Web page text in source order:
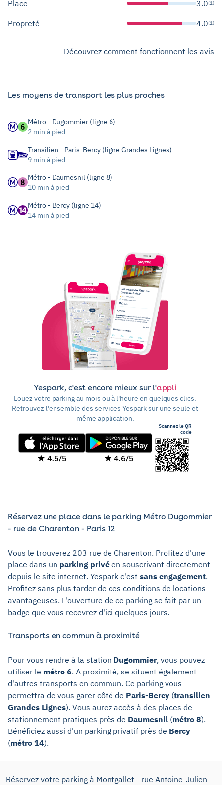
Place 3.0(1)
Propreté 4.0(1)
Découvrez comment fonctionnent les avis
Les moyens de transport les plus proches
Métro - Dugommier (ligne 6)
2 min à pied
Transilien - Paris-Bercy (ligne Grandes Lignes)
9 min à pied
Métro - Daumesnil (ligne 8)
10 min à pied
Métro - Bercy (ligne 14)
14 min à pied
Yespark, c'est encore mieux sur l'appli
Louez votre parking au mois ou à l'heure en quelques clics.
Retrouvez l'ensemble des services Yespark sur une seule et
même application.
4.5/5 4.6/5
Scannez le QR
code
Réservez une place dans le parking Métro Dugommier
- rue de Charenton - Paris 12
Vous le trouverez 203 rue de Charenton. Profitez d'une
place dans un parking privé en souscrivant directement
depuis le site internet. Yespark c'est sans engagement.
Profitez sans plus tarder de ces conditions de locations
avantageuses. L'ouverture de ce parking se fait par un
badge que vous recevrez d'ici quelques jours.
Transports en commun à proximité
Pour vous rendre à la station Dugommier, vous pouvez
utiliser le métro 6. A proximité, se situent également
d'autres transports en commun. Ce parking vous
permettra de vous garer côté de Paris-Bercy (transilien
Grandes Lignes). Vous aurez accès à des places de
stationnement pratiques près de Daumesnil (métro 8).
Bénéficiez aussi d'un parking privatif près de Bercy
(métro 14).
Réservez votre parking à Montgallet - rue Antoine-Julien